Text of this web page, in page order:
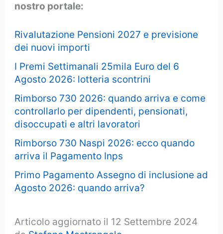
nostro portale:
Rivalutazione Pensioni 2027 e previsione
dei nuovi importi
I Premi Settimanali 25mila Euro del 6
Agosto 2026: lotteria scontrini
Rimborso 730 2026: quando arriva e come
controllarlo per dipendenti, pensionati,
disoccupati e altri lavoratori
Rimborso 730 Naspi 2026: ecco quando
arriva il Pagamento Inps
Primo Pagamento Assegno di inclusione ad
Agosto 2026: quando arriva?
Articolo aggiornato il 12 Settembre 2024